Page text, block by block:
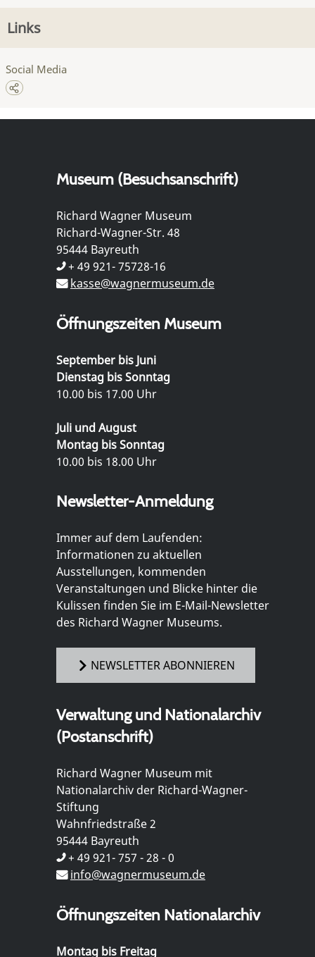
Links
Social Media
Museum (Besuchsanschrift)
Richard Wagner Museum
Richard-Wagner-Str. 48
95444 Bayreuth
+ 49 921- 75728-16
kasse@wagnermuseum.de
Öffnungszeiten Museum
September bis Juni
Dienstag bis Sonntag
10.00 bis 17.00 Uhr
Juli und August
Montag bis Sonntag
10.00 bis 18.00 Uhr
Newsletter-Anmeldung
Immer auf dem Laufenden:
Informationen zu aktuellen
Ausstellungen, kommenden
Veranstaltungen und Blicke hinter die
Kulissen finden Sie im E-Mail-Newsletter
des Richard Wagner Museums.
NEWSLETTER ABONNIEREN
Verwaltung und Nationalarchiv
(Postanschrift)
Richard Wagner Museum mit
Nationalarchiv der Richard-Wagner-
Stiftung
Wahnfriedstraße 2
95444 Bayreuth
+ 49 921- 757 - 28 - 0
info@wagnermuseum.de
Öffnungszeiten Nationalarchiv
Montag bis Freitag